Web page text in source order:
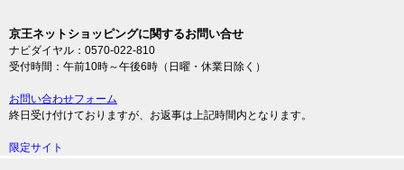
京王ネットショッピングに関するお問い合せ
ナビダイヤル：0570-022-810
受付時間：午前10時～午後6時（日曜・休業日除く）
お問い合わせフォーム
終日受け付けておりますが、お返事は上記時間内となります。
限定サイト